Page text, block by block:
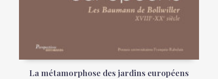
La métamorphose des jardins européens